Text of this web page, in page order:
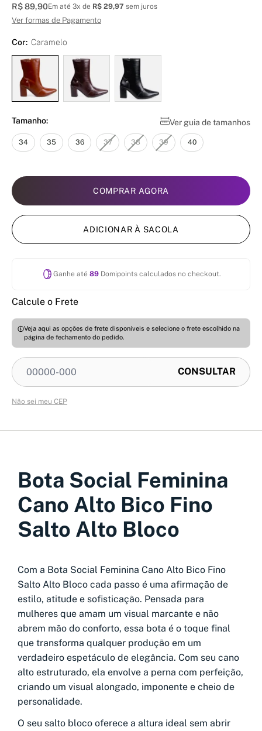
R$ 89,90Em até 3x de R$ 29,97 sem juros
Ver formas de Pagamento
Cor: Caramelo
Ver guia de tamanhos
Tamanho:
34 35 36 37 38 39 40
COMPRAR AGORA
ADICIONAR À SACOLA
Ganhe até 89Domipoints calculados no checkout.
Calcule o Frete
Veja aqui as opções de frete disponíveis e selecione o frete escolhido na
página de fechamento do pedido.
Não sei meu CEP
Bota Social Feminina
Cano Alto Bico Fino
Salto Alto Bloco
Com a Bota Social Feminina Cano Alto Bico Fino
Salto Alto Bloco cada passo é uma afirmação de
estilo, atitude e sofisticação. Pensada para
mulheres que amam um visual marcante e não
abrem mão do conforto, essa bota é o toque final
que transforma qualquer produção em um
verdadeiro espetáculo de elegância. Com seu cano
alto estruturado, ela envolve a perna com perfeição,
criando um visual alongado, imponente e cheio de
personalidade.
O seu salto bloco oferece a altura ideal sem abrir